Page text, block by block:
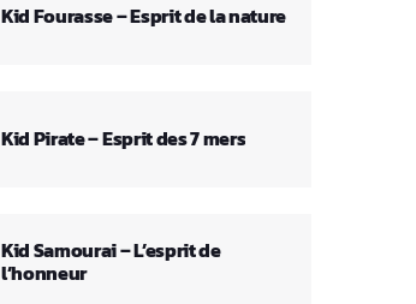
Kid Fourasse – Esprit de la nature
Kid Pirate – Esprit des 7 mers
Kid Samourai – L’esprit de
l’honneur